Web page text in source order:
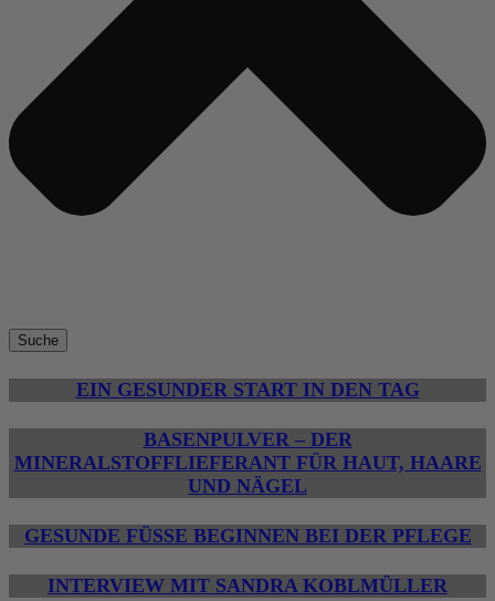
Suche
EIN GESUNDER START IN DEN TAG
BASENPULVER – DER
MINERALSTOFFLIEFERANT FÜR HAUT, HAARE
UND NÄGEL
GESUNDE FÜSSE BEGINNEN BEI DER PFLEGE
INTERVIEW MIT SANDRA KOBLMÜLLER